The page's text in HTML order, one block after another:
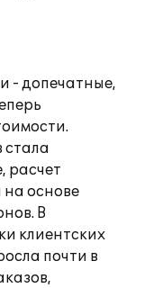
- допечатные,
расчет
на основе
В
клиентских
почти в